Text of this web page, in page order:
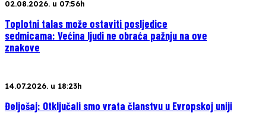
02.08.2026. u 07:56h
Toplotni talas može ostaviti posljedice
sedmicama: Većina ljudi ne obraća pažnju na ove
znakove
14.07.2026. u 18:23h
Đeljošaj: Otključali smo vrata članstvu u Evropskoj uniji